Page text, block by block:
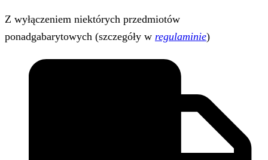
Z wyłączeniem niektórych przedmiotów
ponadgabarytowych (szczegóły w regulaminie)